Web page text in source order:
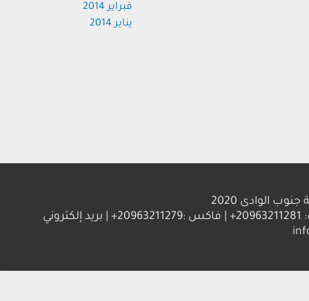
فبراير 2014
يناير 2014
2020
العنوان : جامعة جنوب الوادي 83523 قنا - جمهورية مصر العربية | ت: 20963211281+ | فاكس :20963211279+ | بريد إلكتروني